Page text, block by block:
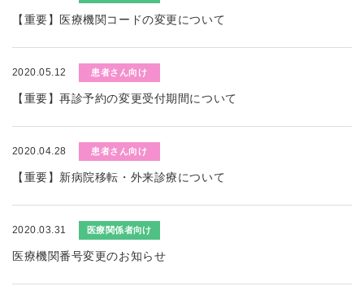
【重要】医療機関コードの変更について
2020.05.12 患者さん向け
【重要】再診予約の変更受付期間について
2020.04.28 患者さん向け
【重要】新病院移転・外来診療について
2020.03.31 医療関係者向け
医療機関番号変更のお知らせ